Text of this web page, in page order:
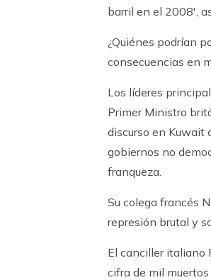
barril en el 2008′,
¿Quiénes podrían
consecuencias en
Los líderes
Primer Ministro
discurso en Kuwait
gobiernos no
franqueza.
Su colega francés
represión brutal y
El canciller italiano
cifra de mil